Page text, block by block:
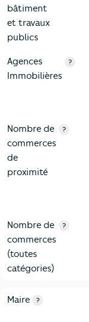
bâtiment
et travaux
publics
Agences
Immobilières
?
Nombre de
commerces
de
proximité
?
Nombre de
commerces
(toutes
catégories)
?
6-Politique
Critères
Maire ?